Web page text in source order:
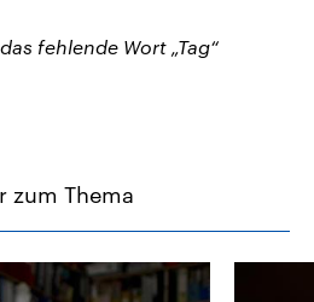
fehlende Wort „Tag“
zum Thema